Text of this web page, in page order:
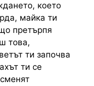
което
майка ти
претърпя
това,
ти започва
ти се